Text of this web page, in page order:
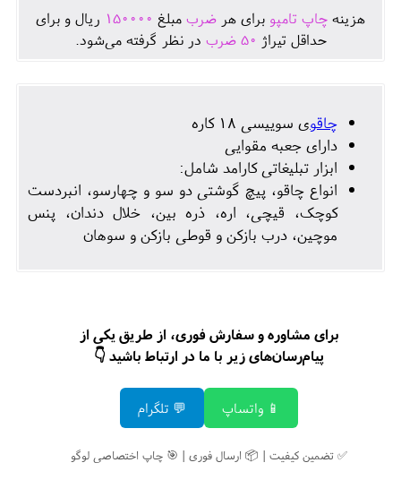
هزينه چاپ تامپو برای هر ضرب مبلغ 150000 ريال و برای
حداقل تيراژ 50 ضرب در نظر گرفته می‌شود.
چاقوی سوییسی 18 کاره
دارای جعبه مقوایی
ابزار تبلیغاتی کارامد شامل:
انواع چاقو، پیچ گوشتی دو سو و چهارسو، انبردست
کوچک، قیچی، اره، ذره بین، خلال دندان، پنس
موچین، درب بازکن و قوطی بازکن و سوهان
برای مشاوره و سفارش فوری، از طریق یکی از
پیام‌رسان‌های زیر با ما در ارتباط باشید 👇
📱 واتساپ 💬 تلگرام
✅ تضمین کیفیت | 📦 ارسال فوری | 🎯 چاپ اختصاصی لوگو